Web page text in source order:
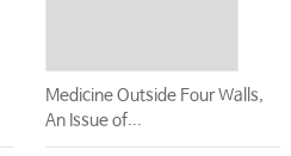
Medicine Outside Four Walls,
An Issue of...